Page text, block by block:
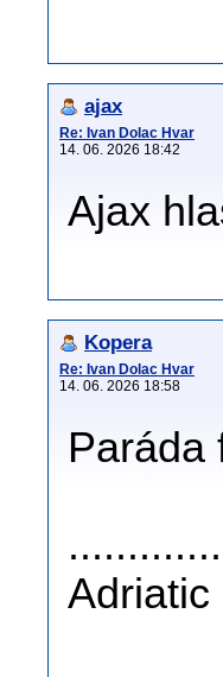
ajax
Re: Ivan Dolac Hvar
14. 06. 2026 18:42
Ajax
Kopera
Re: Ivan Dolac Hvar
14. 06. 2026 18:58
Paráda
Adriatic